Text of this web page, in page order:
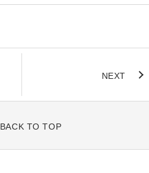
NEXT
BACK TO TOP